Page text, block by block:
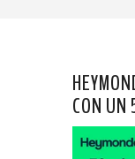
CON UN